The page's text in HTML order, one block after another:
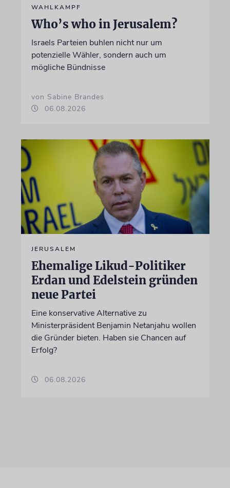
WAHLKAMPF
Who’s who in Jerusalem?
Israels Parteien buhlen nicht nur um
potenzielle Wähler, sondern auch um
mögliche Bündnisse
von Sabine Brandes
06.08.2026
JERUSALEM
Ehemalige Likud-Politiker
Erdan und Edelstein gründen
neue Partei
Eine konservative Alternative zu
Ministerpräsident Benjamin Netanjahu wollen
die Gründer bieten. Haben sie Chancen auf
Erfolg?
06.08.2026